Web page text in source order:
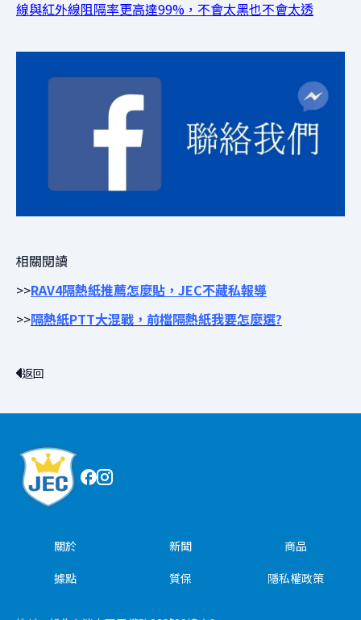
線與紅外線阻隔率更高達99%，不會太黑也不會太透
相關閱讀
>>RAV4隔熱紙推薦怎麼貼，JEC不藏私報導
>>隔熱紙PTT大混戰，前檔隔熱紙我要怎麼選?
返回
關於 新聞
商品
據點
質保 隱私權政策